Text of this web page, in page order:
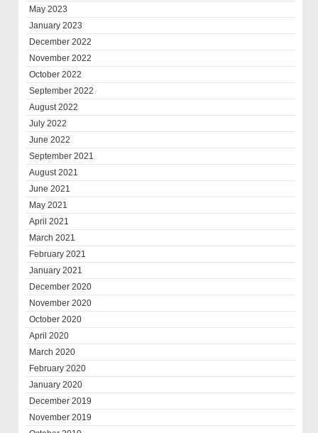
May 2023
January 2023
December 2022
November 2022
October 2022
September 2022
August 2022
July 2022
June 2022
September 2021
August 2021
June 2021
May 2021
April 2021
March 2021
February 2021
January 2021
December 2020
November 2020
October 2020
April 2020
March 2020
February 2020
January 2020
December 2019
November 2019